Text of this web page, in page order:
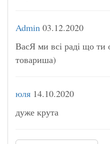
Admin 03.12.2020
ВасЯ ми всі раді що ти
товариша)
юля 14.10.2020
дуже крута